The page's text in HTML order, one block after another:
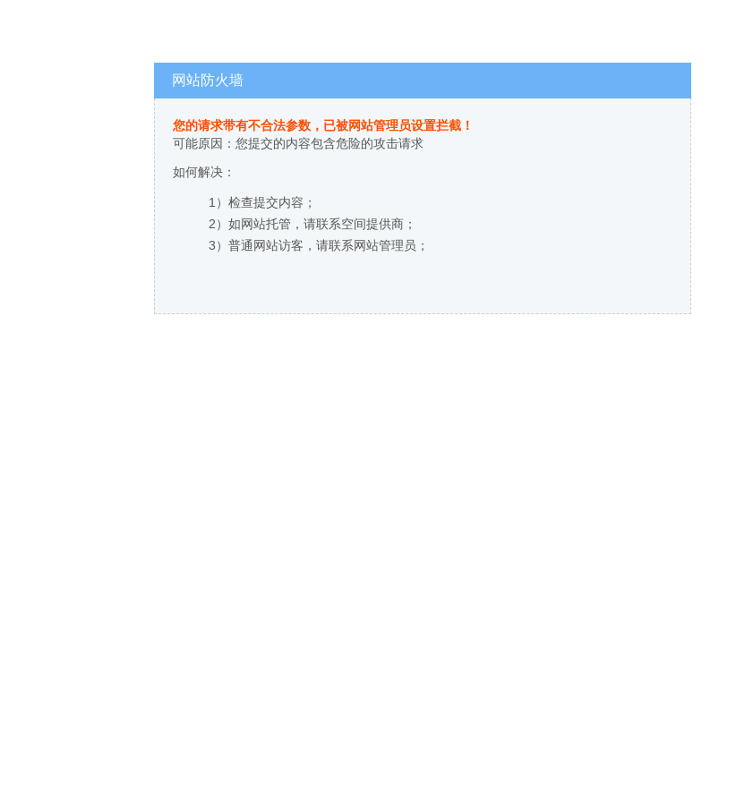
网站防火墙
您的请求带有不合法参数，已被网站管理员设置拦截！
可能原因：您提交的内容包含危险的攻击请求
如何解决：
1）检查提交内容；
2）如网站托管，请联系空间提供商；
3）普通网站访客，请联系网站管理员；